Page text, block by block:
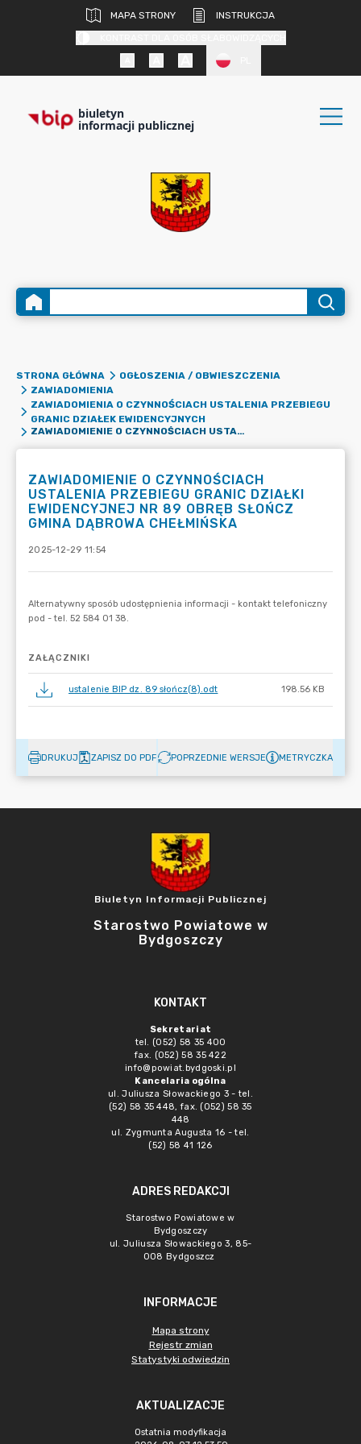
MAPA STRONY
INSTRUKCJA
biuletyn
informacji publicznej
STRONA GŁÓWNA
OGŁOSZENIA / OBWIESZCZENIA
ZAWIADOMIENIA
ZAWIADOMIENIA O CZYNNOŚCIACH USTALENIA PRZEBIEGU
GRANIC DZIAŁEK EWIDENCYJNYCH
ZAWIADOMIENIE O CZYNNOŚCIACH USTALENIA PRZEBIEGU GRANIC DZIAŁKI EWIDENCYJNEJ NR 89 OBRĘB SŁOŃCZ GMINA DĄBROWA CHEŁMIŃSKA
ZAWIADOMIENIE O CZYNNOŚCIACH
USTALENIA PRZEBIEGU GRANIC DZIAŁKI
EWIDENCYJNEJ NR 89 OBRĘB SŁOŃCZ
GMINA DĄBROWA CHEŁMIŃSKA
2025-12-29 11:54
ZAŁĄCZNIKI
ustalenie BIP dz. 89 słończ(8).odt 198.56 KB
DRUKUJ ZAPISZ DO PDF POPRZEDNIE WERSJE METRYCZKA
Biuletyn Informacji Publicznej
Starostwo Powiatowe w
Bydgoszczy
KONTAKT
Sekretariat
tel. (052) 58 35 400
fax. (052) 58 35 422
info@powiat.bydgoski.pl
Kancelaria ogólna
ul. Juliusza Słowackiego 3 - tel.
(52) 58 35 448, fax. (052) 58 35
448
ul. Zygmunta Augusta 16 - tel.
(52) 58 41 126
ADRES REDAKCJI
Starostwo Powiatowe w
Bydgoszczy
ul. Juliusza Słowackiego 3, 85-
008 Bydgoszcz
INFORMACJE
Mapa strony
Rejestr zmian
Statystyki odwiedzin
AKTUALIZACJE
Ostatnia modyfikacja